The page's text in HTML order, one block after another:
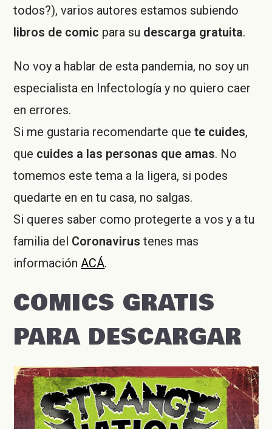
todos?), varios autores estamos subiendo
libros de comic para su descarga gratuita.
No voy a hablar de esta pandemia, no soy un
especialista en Infectología y no quiero caer
en errores.
Si me gustaria recomendarte quete cuides,
que cuides a las personas que amas. No
tomemos este tema a la ligera, si podes
quedarte en en tu casa, no salgas.
Si queres saber como protegerte a vos y a tu
familia del Coronavirustenes mas
informaciónACÁ.
COMICS GRATIS
PARA DESCARGAR